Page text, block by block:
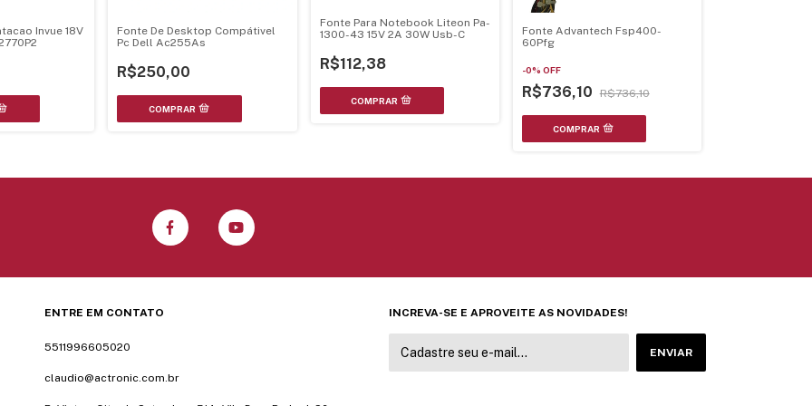
Invue 18V
Fonte De Desktop Compátivel
Pc Dell Ac255As
R$250,00
Fonte Para Notebook Liteon Pa-
1300-43 15V 2A 30W Usb-C
R$112,38
Fonte Advantech Fsp400-
60Pfg
-0% OFF
R$736,10 R$736,10
ENTRE EM CONTATO
5511996605020
claudio@actronic.com.br
INCREVA-SE E APROVEITE AS NOVIDADES!